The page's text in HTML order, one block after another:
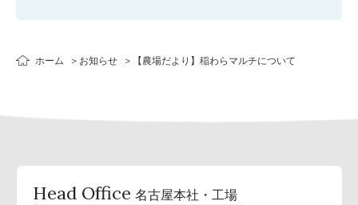
ホーム お知らせ 【農場だより】稲わらマルチについて
Head Office 名古屋本社・工場